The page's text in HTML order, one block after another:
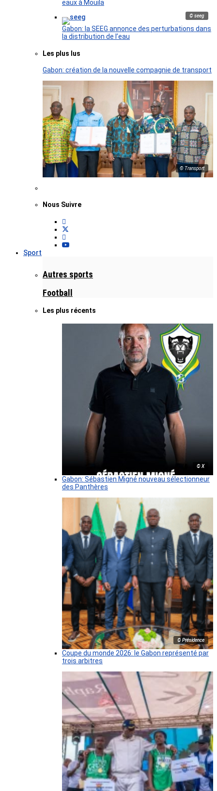
eaux à Mouila
© seeg
Gabon: la SEEG annonce des perturbations dans
la distribution de l’eau
Les plus lus
Gabon: création de la nouvelle compagnie de transport
© Transport
Nous Suivre
Sport
Autres sports
Football
Les plus récents
© X
Gabon: Sébastien Migné nouveau sélectionneur
des Panthères
© Présidence
Coupe du monde 2026: le Gabon représenté par
trois arbitres